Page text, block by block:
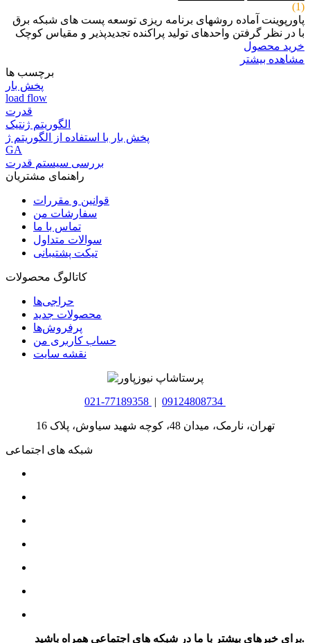
(1)
پاورپوینت آماده روش­های برنامه­ ریزی توسعه پست­ های شبکه برق
با در نظر گرفتن واحدهای تولید پراکنده تجدیدپذیر و مقیاس کوچک
خرید محصول
مشاهده بیشتر
برچسب ها
پخش بار
load flow
قدرت
الگوریتم ژنتیک
پخش بار با استفاده از الگوریتم ژ
GA
بررسی سیستم قدرت
راهنمای مشتریان
قوانین و مقررات
سفارشات من
تماس با ما
سوالات متداول
تیکت پشتیبانی
کاتالوگ محصولات
حراجی‌ها
محصولات جدید
پرفروش‌ها
حساب کاربری من
نقشه سایت
021-77189358 | 09124808734
تهران، نارمک، میدان 48، کوچه شهید سیاوش، پلاک 16
شبکه های اجتماعی
برای خبرهای بیشتر با ما در شبکه های اجتماعی همراه باشید.